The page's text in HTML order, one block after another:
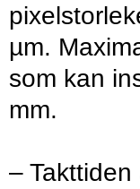
µm.
som kan
mm.
–